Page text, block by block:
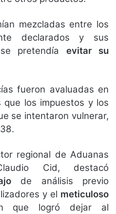
mezcladas entre los
declarados y sus
pretendía evitar su
fueron avaluadas en
que los impuestos y los
se intentaron vulnerar,
regional de Aduanas
Cid, destacó
de análisis previo
y el meticuloso
que logró dejar al